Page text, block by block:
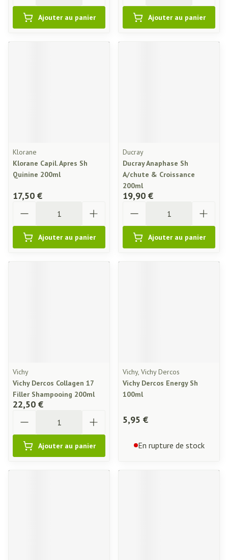
Ajouter au panier Ajouter au panier
Klorane
Klorane Capil. Apres Sh
Quinine 200ml
17,50 €
Ajouter au panier
Ducray
Ducray Anaphase Sh
A/chute & Croissance
200ml
19,90 €
Ajouter au panier
Vichy
Vichy Dercos Collagen 17
Filler Shampooing 200ml
22,50 €
Ajouter au panier
Vichy, Vichy Dercos
Vichy Dercos Energy Sh
100ml
5,95 €
En rupture de stock